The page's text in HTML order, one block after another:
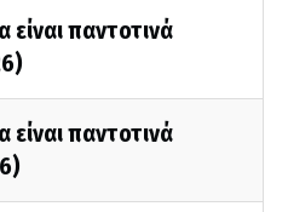
είναι παντοτινά
είναι παντοτινά